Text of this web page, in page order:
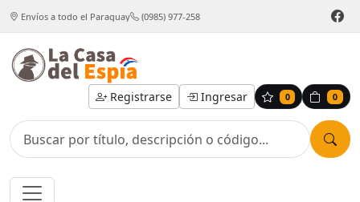
Envíos a todo el Paraguay (0985) 977-258
Registrarse Ingresar 0 0